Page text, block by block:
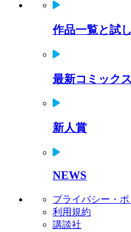
作品一覧と試
最新コミックス
新人賞
NEWS
プライバシー・
利用規約
講談社